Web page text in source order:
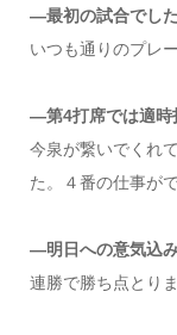
―最初の試合でした
いつも通りのプレ
―第4打席では適時
今泉が繋いでくれ
た。４番の仕事が
―明日への意気込
連勝で勝ち点とりま